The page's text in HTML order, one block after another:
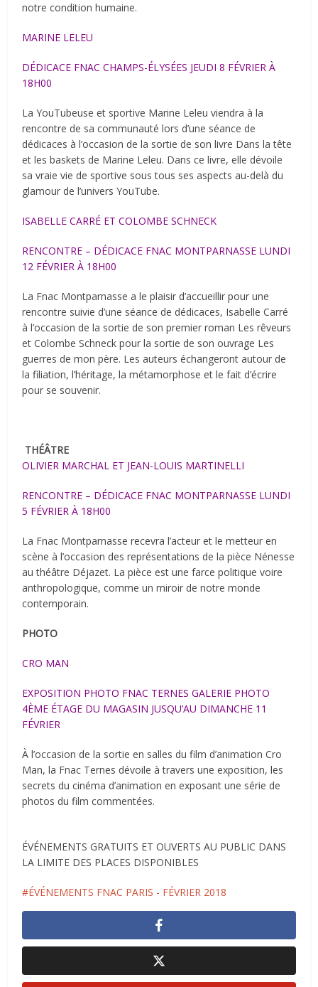
notre condition humaine.
MARINE LELEU
DÉDICACE FNAC CHAMPS-ÉLYSÉES JEUDI 8 FÉVRIER À
18H00
La YouTubeuse et sportive Marine Leleu viendra à la
rencontre de sa communauté lors d’une séance de
dédicaces à l’occasion de la sortie de son livre Dans la tête
et les baskets de Marine Leleu. Dans ce livre, elle dévoile
sa vraie vie de sportive sous tous ses aspects au-delà du
glamour de l’univers YouTube.
ISABELLE CARRÉ ET COLOMBE SCHNECK
RENCONTRE – DÉDICACE FNAC MONTPARNASSE LUNDI
12 FÉVRIER À 18H00
La Fnac Montparnasse a le plaisir d’accueillir pour une
rencontre suivie d’une séance de dédicaces, Isabelle Carré
à l’occasion de la sortie de son premier roman Les rêveurs
et Colombe Schneck pour la sortie de son ouvrage Les
guerres de mon père. Les auteurs échangeront autour de
la filiation, l’héritage, la métamorphose et le fait d’écrire
pour se souvenir.
THÉÂTRE
OLIVIER MARCHAL ET JEAN-LOUIS MARTINELLI
RENCONTRE – DÉDICACE FNAC MONTPARNASSE LUNDI
5 FÉVRIER À 18H00
La Fnac Montparnasse recevra l’acteur et le metteur en
scène à l’occasion des représentations de la pièce Nénesse
au théâtre Déjazet. La pièce est une farce politique voire
anthropologique, comme un miroir de notre monde
contemporain.
PHOTO
CRO MAN
EXPOSITION PHOTO FNAC TERNES GALERIE PHOTO
4ÈME ÉTAGE DU MAGASIN JUSQU’AU DIMANCHE 11
FÉVRIER
À l’occasion de la sortie en salles du film d’animation Cro
Man, la Fnac Ternes dévoile à travers une exposition, les
secrets du cinéma d’animation en exposant une série de
photos du film commentées.
ÉVÉNEMENTS GRATUITS ET OUVERTS AU PUBLIC DANS
LA LIMITE DES PLACES DISPONIBLES
ÉVÉNEMENTS FNAC PARIS - FÉVRIER 2018